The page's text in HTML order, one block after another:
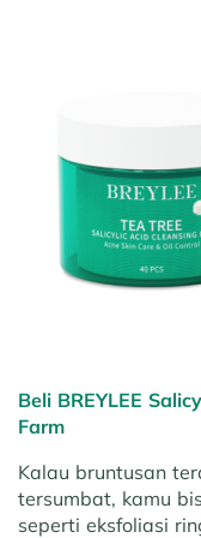
Beli BREYLEE
Farm
Kalau bruntusan
tersumbat, kamu
seperti eksfoliasi